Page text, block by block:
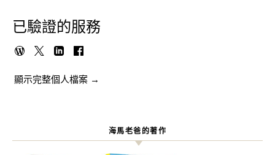
已驗證的服務
顯示完整個人檔案 →
海馬老爸的著作